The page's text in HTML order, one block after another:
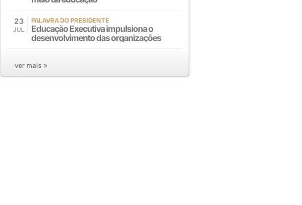
23
JUL
PALAVRA DO PRESIDENTE
Educação Executiva impulsiona o
desenvolvimento das organizações
ver mais »